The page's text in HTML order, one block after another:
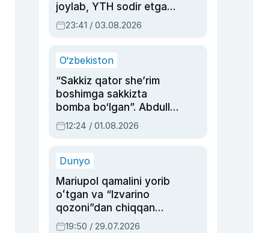
joylab, YTH sodir etgan
ayolga sud hukmi o‘qildi
23:41 / 03.08.2026
O‘zbekiston
“Sakkiz qator she’rim
boshimga sakkizta
bomba bo‘lgan”. Abdulla
Oripovni siyosiy
ayblovlardan asrab
12:24 / 01.08.2026
Dunyo
Mariupol qamalini yorib
oʻtgan va “Izvarino
qozoni”dan chiqqan
qahramon — Ukraina
19:50 / 29.07.2026